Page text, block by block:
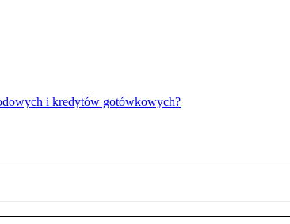
i kredytów gotówkowych?